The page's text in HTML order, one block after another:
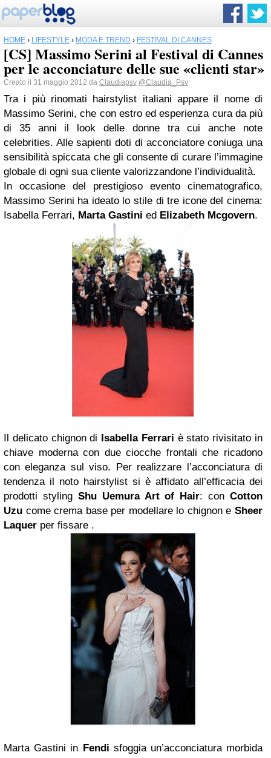
HOME › LIFESTYLE › MODA E TREND › FESTIVAL DI CANNES
[CS] Massimo Serini al Festival di Cannes
per le acconciature delle sue «clienti star»
Creato il 31 maggio 2012 da Claudiapsv @Claudia_Psv
Tra i più rinomati hairstylist italiani appare il nome di
Massimo Serini, che con estro ed esperienza cura da più
di 35 anni il look delle donne tra cui anche note
celebrities. Alle sapienti doti di acconciatore coniuga una
sensibilità spiccata che gli consente di curare l’immagine
globale di ogni sua cliente valorizzandone l’individualità.
In occasione del prestigioso evento cinematografico,
Massimo Serini ha ideato lo stile di tre icone del cinema:
Isabella Ferrari, Marta Gastini ed Elizabeth Mcgovern.
Il delicato chignon di Isabella Ferrari è stato rivisitato in
chiave moderna con due ciocche frontali che ricadono
con eleganza sul viso. Per realizzare l’acconciatura di
tendenza il noto hairstylist si è affidato all’efficacia dei
prodotti styling Shu Uemura Art of Hair: con Cotton
Uzu come crema base per modellare lo chignon e Sheer
Laquer per fissare .
Marta Gastini in Fendi sfoggia un’acconciatura morbida